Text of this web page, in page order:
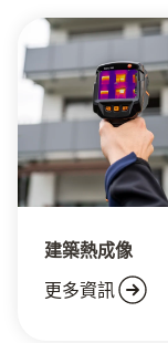
建築熱成像
更多資訊